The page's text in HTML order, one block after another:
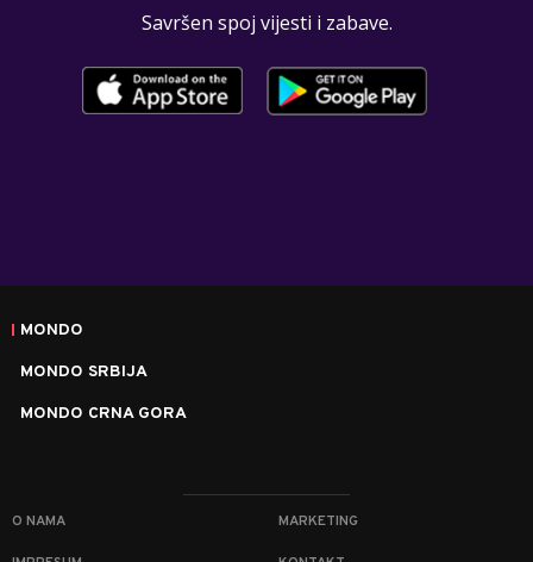
Savršen spoj vijesti i zabave.
MONDO
MONDO SRBIJA
MONDO CRNA GORA
O NAMA MARKETING